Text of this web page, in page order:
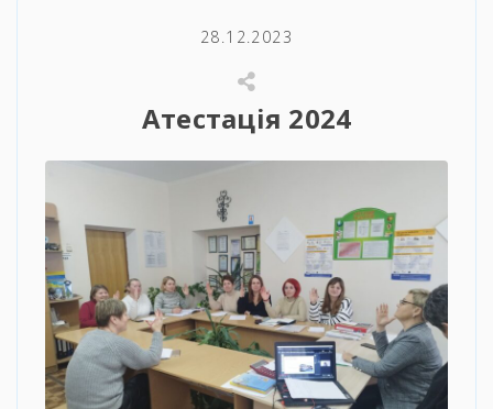
28.12.2023
Атестація 2024